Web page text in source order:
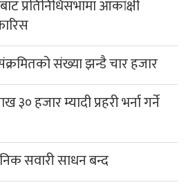
प्रतिनिधिसभामा आकांक्षी
संख्या झन्डै चार हजार
३० हजार म्यादी प्रहरी भर्ना गर्ने
सवारी साधन बन्द